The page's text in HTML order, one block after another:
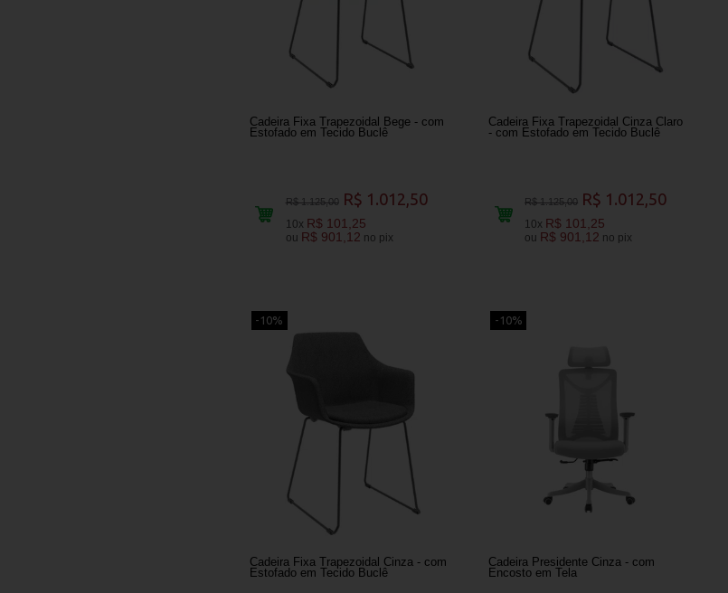
Cadeira Fixa Trapezoidal Bege - com
Estofado em Tecido Buclê
R$ 1.125,00 R$ 1.012,50
10x R$ 101,25
ou R$ 901,12 no pix
Cadeira Fixa Trapezoidal Cinza Claro
- com Estofado em Tecido Buclê
R$ 1.125,00 R$ 1.012,50
10x R$ 101,25
ou R$ 901,12 no pix
-10%
Cadeira Fixa Trapezoidal Cinza - com
Estofado em Tecido Buclê
-10%
Cadeira Presidente Cinza - com
Encosto em Tela